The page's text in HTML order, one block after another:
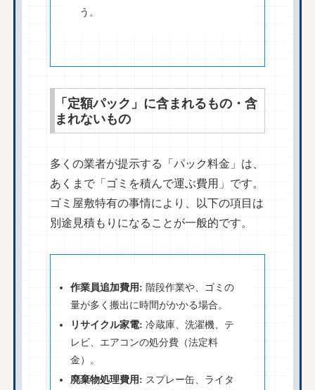
う。
「定額パック」に含まれるもの・含
まれないもの
多くの業者が提示する「パック料金」は、
あくまで「ゴミを積んで運ぶ費用」です。
ゴミ屋敷特有の事情により、以下の項目は
別途見積もりになることが一般的です。
作業員追加費用: 階段作業や、ゴミの
量が多く搬出に時間がかかる場合。
リサイクル家電: 冷蔵庫、洗濯機、テ
レビ、エアコンの処分費（法定料
金）。
廃棄物処理費用: スプレー缶、ライタ